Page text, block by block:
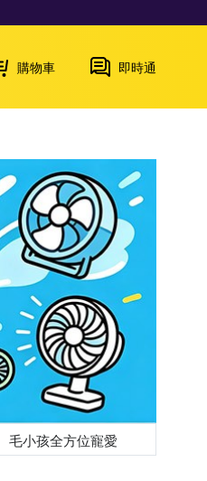
購物車 即時通
毛小孩全方位寵愛